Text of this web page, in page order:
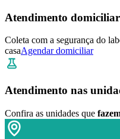
Atendimento domiciliar
Coleta com a segurança do
casaAgendar domiciliar
Atendimento nas
Confira as unidades que